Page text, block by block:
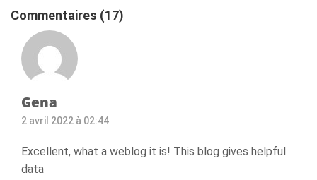
Commentaires (17)
Gena
2 avril 2022 à 02:44
Excellent, what a weblog it is! This blog gives helpful
data